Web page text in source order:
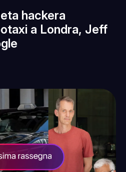
hackera
a Londra, Jeff